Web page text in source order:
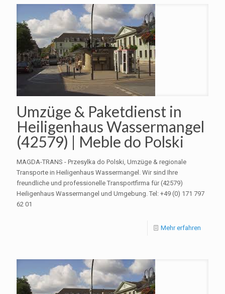
Umzüge & Paketdienst in
Heiligenhaus Wassermangel
(42579) | Meble do Polski
MAGDA-TRANS - Przesylka do Polski, Umzüge & regionale
Transporte in Heiligenhaus Wassermangel. Wir sind Ihre
freundliche und professionelle Transportfirma für (42579)
Heiligenhaus Wassermangel und Umgebung. Tel: +49 (0) 171 797
62 01
Mehr erfahren